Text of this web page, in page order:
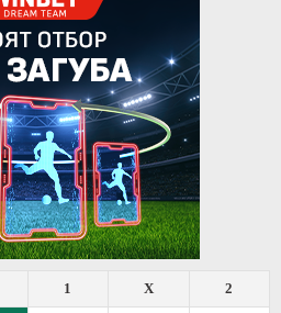
2
X
1